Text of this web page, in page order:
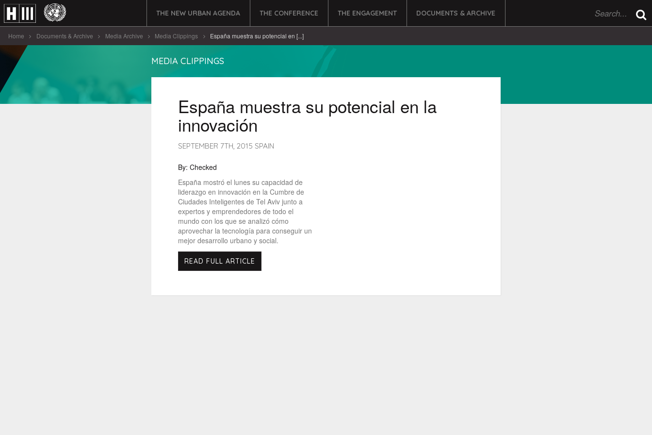
THE NEW URBAN AGENDA THE CONFERENCE THE ENGAGEMENT DOCUMENTS & ARCHIVE
Home Documents & Archive Media Archive Media Clippings España muestra su potencial en [...]
MEDIA CLIPPINGS
España muestra su potencial en la
innovación
SEPTEMBER 7TH, 2015 SPAIN
By: Checked
España mostró el lunes su capacidad de
liderazgo en innovación en la Cumbre de
Ciudades Inteligentes de Tel Aviv junto a
expertos y emprendedores de todo el
mundo con los que se analizó cómo
aprovechar la tecnología para conseguir un
mejor desarrollo urbano y social.
READ FULL ARTICLE